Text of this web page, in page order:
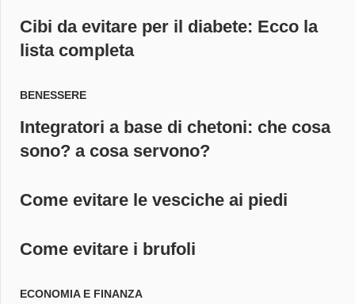
Cibi da evitare per il diabete: Ecco la
lista completa
BENESSERE
Integratori a base di chetoni: che cosa
sono? a cosa servono?
Come evitare le vesciche ai piedi
Come evitare i brufoli
ECONOMIA E FINANZA